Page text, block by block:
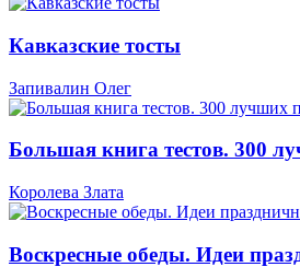
Кавказские тосты
Запивалин Олег
Большая книга тестов. 300
Королева Злата
Воскресные обеды. Идеи